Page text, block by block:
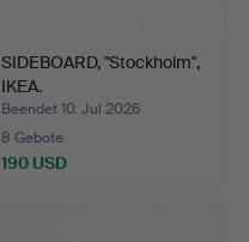
SIDEBOARD, "Stockholm",
IKEA.
Beendet 10. Jul 2026
8 Gebote
190 USD